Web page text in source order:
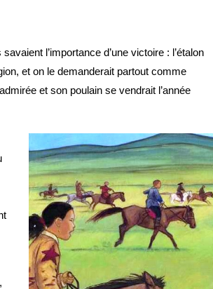
l’importance d’une victoire : l’étalon
et on le demanderait partout comme
et son poulain se vendrait l’année